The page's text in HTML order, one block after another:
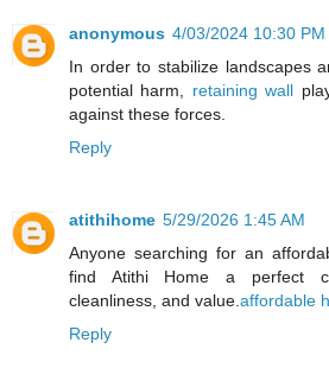
anonymous 4/03/2024 10:30 PM
In order to stabilize landscapes
potential harm, retaining wall
against these forces.
Reply
atithihome 5/29/2026 1:45 AM
Anyone searching for an
find Atithi Home a perfect
cleanliness, and value.affordable
Reply